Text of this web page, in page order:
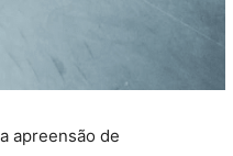
apreensão de